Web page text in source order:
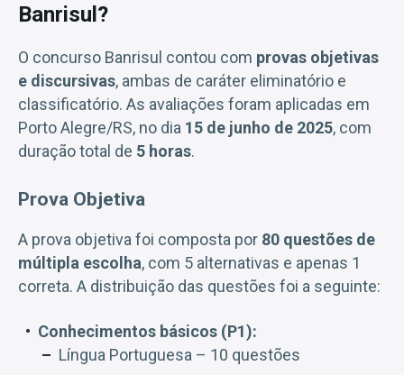
Banrisul?
O concurso Banrisul contou com provas objetivas
e discursivas, ambas de caráter eliminatório e
classificatório. As avaliações foram aplicadas em
Porto Alegre/RS, no dia 15 de junho de 2025, com
duração total de 5 horas.
Prova Objetiva
A prova objetiva foi composta por 80 questões de
múltipla escolha, com 5 alternativas e apenas 1
correta. A distribuição das questões foi a seguinte:
Conhecimentos básicos (P1):
Língua Portuguesa – 10 questões